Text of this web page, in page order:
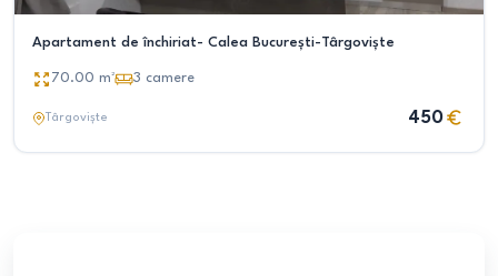
Apartament de închiriat- Calea București-Târgoviște
70.00 m² 3 camere
Târgoviște 450